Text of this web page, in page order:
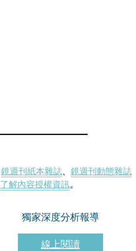
鏡週刊紙本雜誌、 鏡週刊動態雜誌
了解內容授權資訊。
獨家深度分析報導
線上閱讀